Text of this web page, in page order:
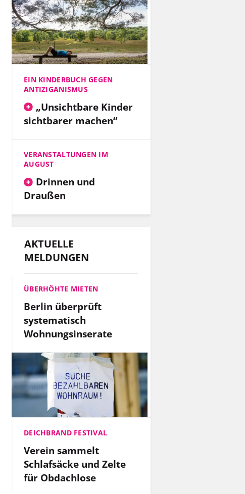
EIN KINDERBUCH GEGEN
ANTIZIGANISMUS
„Unsichtbare Kinder
sichtbarer machen“
VERANSTALTUNGEN IM
AUGUST
Drinnen und
Draußen
AKTUELLE
MELDUNGEN
ÜBERHÖHTE MIETEN
Berlin überprüft
systematisch
Wohnungsinserate
DEICHBRAND FESTIVAL
Verein sammelt
Schlafsäcke und Zelte
für Obdachlose